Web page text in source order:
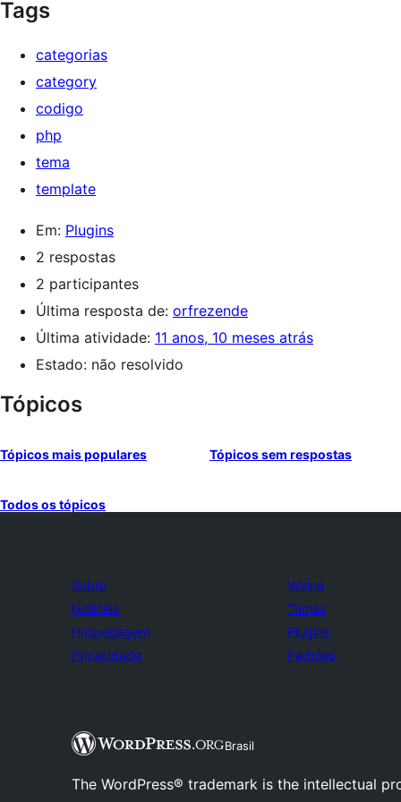
Tags
categorias
category
codigo
php
tema
template
Em: Plugins
2 respostas
2 participantes
Última resposta de: orfrezende
Última atividade: 11 anos, 10 meses atrás
Estado: não resolvido
Tópicos
Tópicos mais populares Tópicos sem respostas
Todos os tópicos
Sobre
Notícias
Hospedagem
Privacidade
Vitrine
Temas
Plugins
Padrões
Brasil
The WordPress® trademark is the intellectual